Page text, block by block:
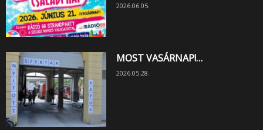
2026.06.05.
MOST VASÁRNAP!…
2026.05.28.